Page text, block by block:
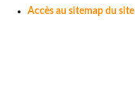
Accès au sitemap du site